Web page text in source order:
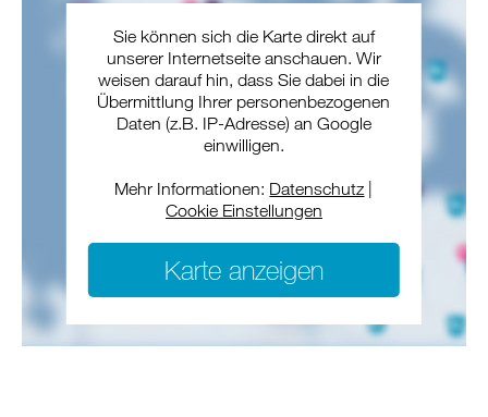
Sie können sich die Karte direkt auf
unserer Internetseite anschauen. Wir
weisen darauf hin, dass Sie dabei in die
Übermittlung Ihrer personenbezogenen
Daten (z.B. IP-Adresse) an Google
einwilligen.
Mehr Informationen: Datenschutz
Cookie Einstellungen
Karte anzeigen